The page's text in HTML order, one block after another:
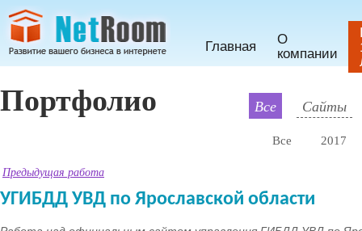
Главная
О
компании
Портфолио Все Сайты
Все 2017
Предыдущая работа
УГИБДД УВД по Ярославской области